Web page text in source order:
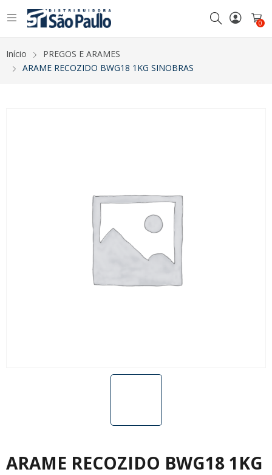
0
Início
PREGOS E ARAMES
ARAME RECOZIDO BWG18 1KG SINOBRAS
ARAME RECOZIDO BWG18 1KG